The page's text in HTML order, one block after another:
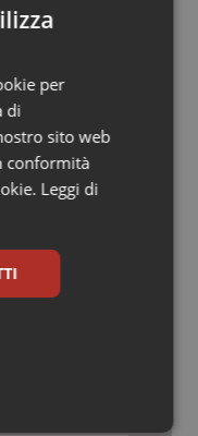
in
dello
ricerca per
reale del Ssn”
per
di
sito web
conformità
Leggi di